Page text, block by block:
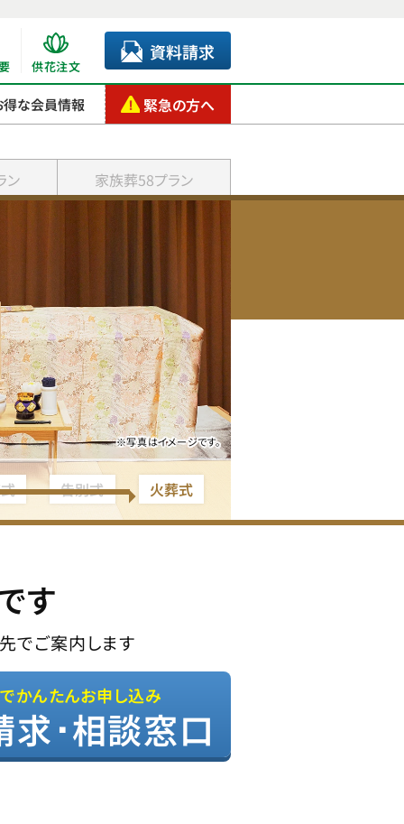
供花注文
資料請求
得な会員情報 緊急の方へ
ン 家族葬58プラン
※写真はイメージです。
告別式 火葬式
す
でご案内します
かんたんお申し込み
求･相談窓口